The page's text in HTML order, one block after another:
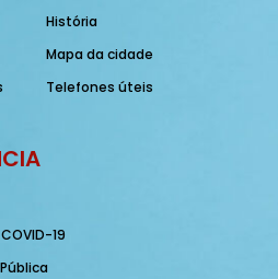
História
Mapa da cidade
Telefones úteis
19